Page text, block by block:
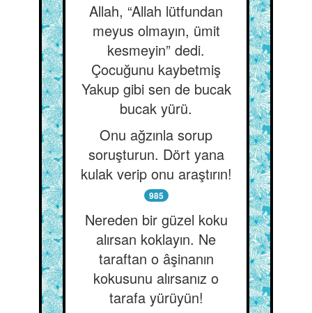
Allah, “Allah lütfundan
meyus olmayın, ümit
kesmeyin” dedi.
Çocuğunu kaybetmiş
Yakup gibi sen de bucak
bucak yürü.
Onu ağzınla sorup
soruşturun. Dört yana
kulak verip onu araştırın!
985
Nereden bir güzel koku
alırsan koklayın. Ne
taraftan o âşinanın
kokusunu alırsanız o
tarafa yürüyün!